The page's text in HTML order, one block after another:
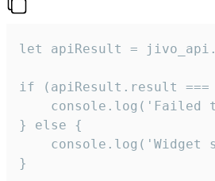
let apiResult =
if (apiResult.result
console.log('Failed
} else {
console.log('Widget
}